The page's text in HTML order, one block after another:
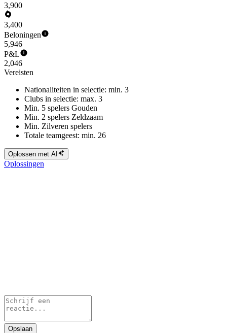
3,900
3,400
Beloningen
5,946
P&L
2,046
Vereisten
Nationaliteiten in selectie: min. 3
Clubs in selectie: max. 3
Min. 5 spelers Gouden
Min. 2 spelers Zeldzaam
Min. Zilveren spelers
Totale teamgeest: min. 26
Oplossen met AI
Oplossingen
Opslaan